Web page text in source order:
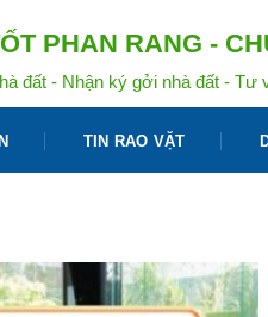
PHAN RANG -
đất - Nhận ký gởi nhà đất - Tư
TIN RAO VẶT